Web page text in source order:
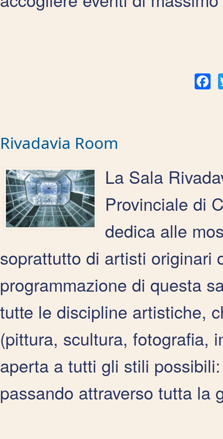
Rivadavia Room
La Sala
Provinciale di
dedica alle
soprattutto di artisti originari
programmazione di questa
tutte le discipline artistiche,
(pittura, scultura, fotografia,
aperta a tutti gli stili
passando attraverso tutta la